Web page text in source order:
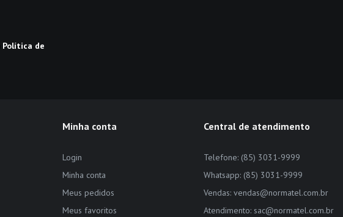
Política de
Minha conta
Login
Minha conta
Meus pedidos
Meus favoritos
Central de atendimento
Telefone: (85) 3031-9999
Whatsapp: (85) 3031-9999
Vendas: vendas@normatel.com.br
Atendimento: sac@normatel.com.br